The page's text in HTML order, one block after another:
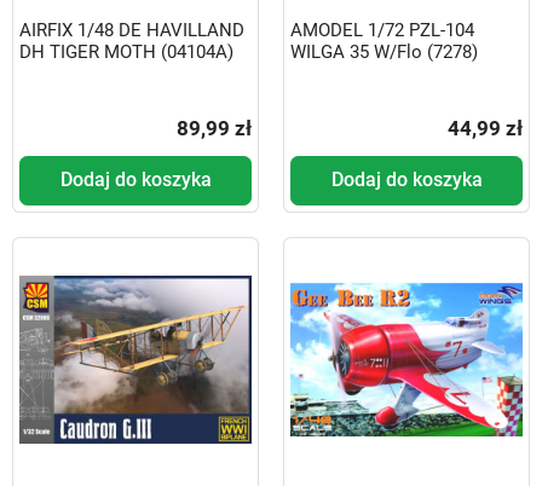
AIRFIX 1/48 DE HAVILLAND
DH TIGER MOTH (04104A)
89,99 zł
Dodaj do koszyka
AMODEL 1/72 PZL-104
WILGA 35 W/Flo (7278)
44,99 zł
Dodaj do koszyka